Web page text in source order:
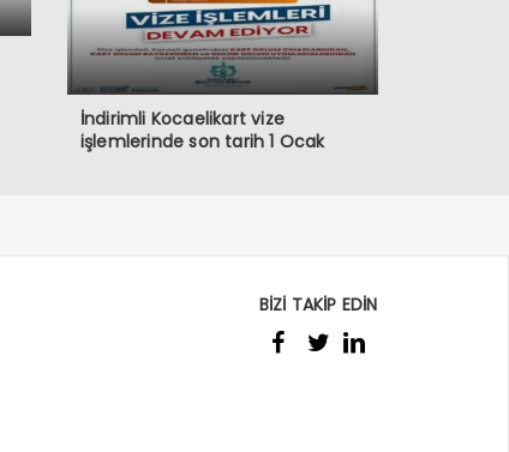
İndirimli Kocaelikart vize
işlemlerinde son tarih 1 Ocak
BİZİ TAKİP EDİN